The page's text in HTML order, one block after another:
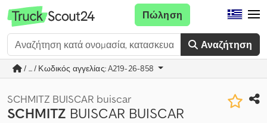
Αναζήτηση
Πώληση
/ ... / Κωδικός αγγελίας: A219-26-858
SCHMITZ BUISCAR buiscar
SCHMITZ BUISCAR BUISCAR